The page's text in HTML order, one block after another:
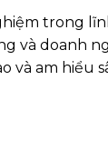
trong
và doanh
và am hiểu